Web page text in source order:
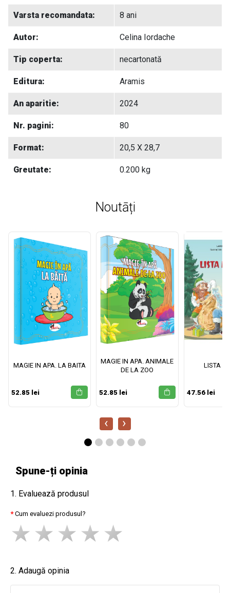
Varsta recomandata: 8 ani
Autor: Celina Iordache
Tip coperta: necartonată
Editura: Aramis
An aparitie: 2024
Nr. pagini: 80
Format: 20,5 X 28,7
Greutate: 0.200 kg
Noutāți
MAGIE IN APA. LA BAITA
52.85 lei
MAGIE IN APA. ANIMALE
DE LA ZOO
52.85 lei
LISTA
47.56 lei
‹ ›
Spune-ți opinia
1. Evaluează produsul
Cum evaluezi produsul?
2. Adaugă opinia